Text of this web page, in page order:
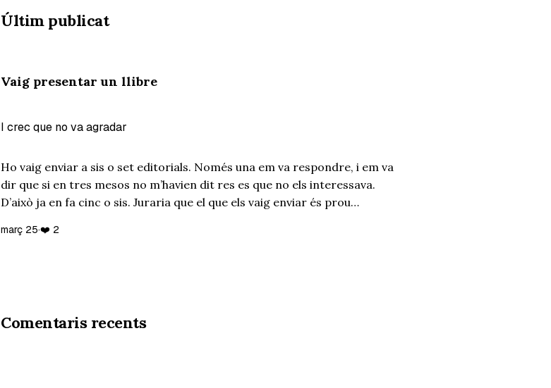
Últim publicat
Vaig presentar un llibre
I crec que no va agradar
Ho vaig enviar a sis o set editorials. Només una em va respondre, i em va
dir que si en tres mesos no m’havien dit res es que no els interessava.
D’això ja en fa cinc o sis. Juraria que el que els vaig enviar és prou
També és…
març 25·❤️ 2
Comentaris recents